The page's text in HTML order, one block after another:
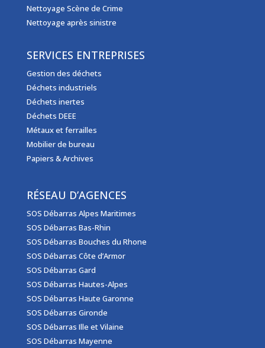
Nettoyage Scène de Crime
Nettoyage après sinistre
SERVICES ENTREPRISES
Gestion des déchets
Déchets industriels
Déchets inertes
Déchets DEEE
Métaux et ferrailles
Mobilier de bureau
Papiers & Archives
RÉSEAU D’AGENCES
SOS Débarras Alpes Maritimes
SOS Débarras Bas-Rhin
SOS Débarras Bouches du Rhone
SOS Débarras Côte d’Armor
SOS Débarras Gard
SOS Débarras Hautes-Alpes
SOS Débarras Haute Garonne
SOS Débarras Gironde
SOS Débarras Ille et Vilaine
SOS Débarras Mayenne